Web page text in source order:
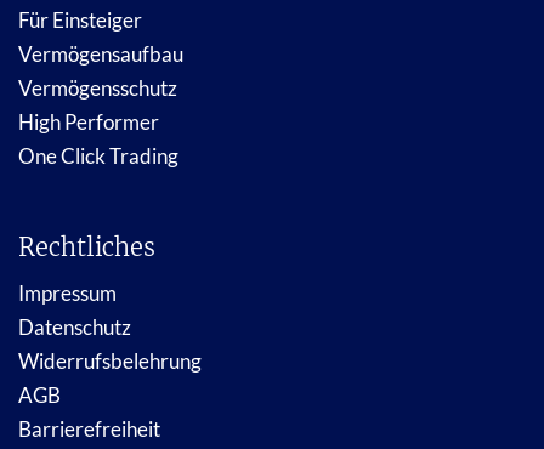
Für Einsteiger
Vermögensaufbau
Vermögensschutz
High Performer
One Click Trading
Rechtliches
Impressum
Datenschutz
Widerrufsbelehrung
AGB
Barrierefreiheit